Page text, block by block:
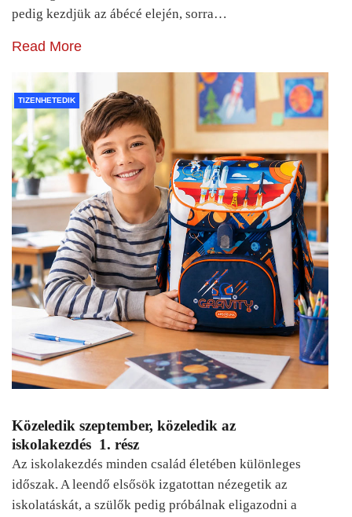
pedig kezdjük az ábécé elején, sorra…
Read More
TIZENHETEDIK
Közeledik szeptember, közeledik az
iskolakezdés 1. rész
Az iskolakezdés minden család életében különleges
időszak. A leendő elsősök izgatottan nézegetik az
iskolatáskát, a szülők pedig próbálnak eligazodni a